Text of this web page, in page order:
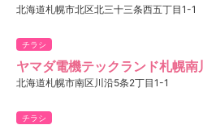
北海道札幌市北区北三十三条西五丁目1-1
チラシ
ヤマダ電機テックランド札幌南
北海道札幌市南区川沿5条2丁目1-1
チラシ